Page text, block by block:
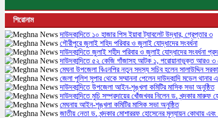
শিরোনাম
দাউদকান্দিতে ১০ হাজার পিস ইয়াবা ট্যাবলেট উদ্ধার, গ্রেপ্তার ৩
গৌরীপুরে জুলাই শহিদ পরিবার ও জুলাই যোদ্ধাদের সংবর্ধনা
দাউদকান্দিতে জুলাই শহীদ পরিবার ও জুলাই যোদ্ধাদের সংবর্ধনা
দাউদকান্দিতে ৫২ কেজি গাঁজাসহ আটক ১, পরোয়ানাভুক্ত আরও ৩
মেঘনা উপজেলা বিএনপির নতুন সদস্য সচিব হলেন সালাউদ্দিন
জেলা পুলিশ সুপার থেকে সম্মাননা পেলেন দাউদকান্দি মডেল
দাউদকান্দিতে উপজেলা আইন-শৃঙ্খলা কমিটির মাসিক সভা অনুষ্ঠিত
দাউদকান্দিতে মুচি সম্প্রদায়ের খোঁজখবর নিলেন ড. খন্দকার মারুফ
মেঘনায় আইন-শৃঙ্খলা কমিটির মাসিক সভা অনুষ্ঠিত
জাতীয় নেতা ড. খন্দকার মোশাররফ হোসেনের মূল্যায়ন কোথায়